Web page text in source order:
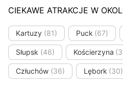
CIEKAWE ATRAKCJE W
Kartuzy (81) Puck (67)
Słupsk (46) Kościerzyna
Człuchów (36) Lębork (30)